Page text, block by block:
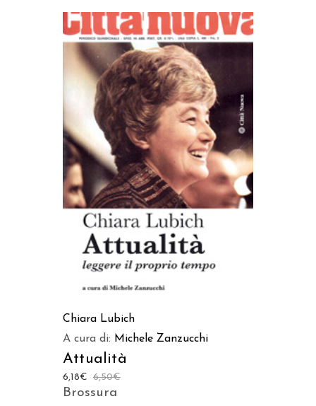
AGGIUNGI AL CARRELLO
Chiara Lubich
A cura di: Michele Zanzucchi
Attualità
6,50€
6,18€
Brossura